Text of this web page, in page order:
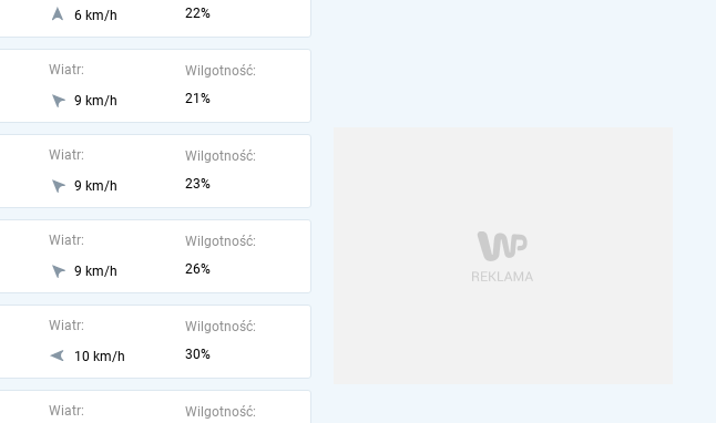
6 km/h
22%
Wiatr:
9 km/h
Wilgotność:
21%
Wiatr:
9 km/h
Wilgotność:
23%
Wiatr:
9 km/h
Wilgotność:
26%
Wiatr:
10 km/h
Wilgotność:
30%
Wiatr:
Wilgotność: